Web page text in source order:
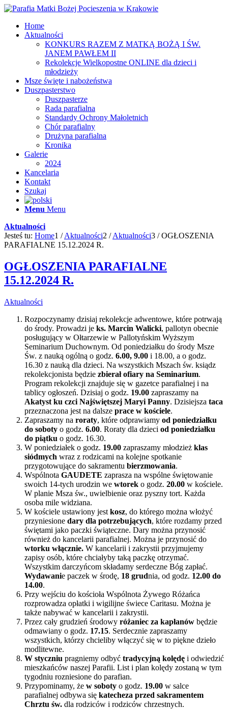
Home
Aktualności
KONKURS RAZEM Z MATKĄ BOŻĄ I ŚW.
JANEM PAWŁEM II
Rekolekcje Wielkopostne ONLINE dla dzieci i
młodzieży
Msze święte i nabożeństwa
Duszpasterstwo
Duszpasterze
Rada parafialna
Standardy Ochrony Małoletnich
Chór parafialny
Drużyna parafialna
Kronika
Galerie
2024
Kancelaria
Kontakt
Szukaj
Menu Menu
Aktualności
Jesteś tu: Home1 / Aktualności2 / Aktualności3 / OGŁOSZENIA
PARAFIALNE 15.12.2024 R.
OGŁOSZENIA PARAFIALNE
15.12.2024 R.
Aktualności
Rozpoczynamy dzisiaj rekolekcje adwentowe, które potrwają
do środy. Prowadzi je ks. Marcin Walicki, pallotyn obecnie
posługujący w Ołtarzewie w Pallotyńskim Wyższym
Seminarium Duchownym. Od poniedziałku do środy Msze
Św. z nauką ogólną o godz. 6.00, 9.00 i 18.00, a o godz.
16.30 z nauką dla dzieci. Na wszystkich Mszach św. ksiądz
rekolekcjonista będzie zbierał ofiary na Seminarium.
Program rekolekcji znajduje się w gazetce parafialnej i na
tablicy ogłoszeń. Dzisiaj o godz. 19.00 zapraszamy na
Akatyst ku czci Najświętszej Maryi Panny. Dzisiejsza taca
przeznaczona jest na dalsze prace w kościele.
Zapraszamy na roraty, które odprawiamy od poniedziałku
do soboty o godz. 6.00. Roraty dla dzieci od poniedziałku
do piątku o godz. 16.30.
W poniedziałek o godz. 19.00 zapraszamy młodzież klas
siódmych wraz z rodzicami na kolejne spotkanie
przygotowujące do sakramentu bierzmowania.
Wspólnota GAUDETE zaprasza na wspólne świętowanie
swoich 14-tych urodzin we wtorek o godz. 20.00 w kościele.
W planie Msza św., uwielbienie oraz pyszny tort. Każda
osoba mile widziana.
W kościele ustawiony jest kosz, do którego można włożyć
przyniesione dary dla potrzebujących, które rozdamy przed
świętami jako paczki świąteczne. Dary można przynosić
również do kancelarii parafialnej. Można je przynosić do
wtorku włącznie. W kancelarii i zakrystii przyjmujemy
zapisy osób, które chciałyby taką paczkę otrzymać.
Wszystkim darczyńcom składamy serdeczne Bóg zapłać.
Wydawanie paczek w środę, 18 grudnia, od godz. 12.00 do
14.00.
Przy wejściu do kościoła Wspólnota Żywego Różańca
rozprowadza opłatki i wigilijne świece Caritasu. Można je
także nabywać w kancelarii i zakrystii.
Przez cały grudzień środowy różaniec za kapłanów będzie
odmawiany o godz. 17.15. Serdecznie zapraszamy
wszystkich, którzy chcieliby włączyć się w to piękne dzieło
modlitewne.
W styczniu pragniemy odbyć tradycyjną kolędę i odwiedzić
mieszkańców naszej Parafii. List i plan kolędy zostaną w tym
tygodniu rozniesione do parafian.
Przypominamy, że w soboty o godz. 19.00 w salce
parafialnej odbywa się katecheza przed sakramentem
Chrztu św. dla rodziców i rodziców chrzestnych.